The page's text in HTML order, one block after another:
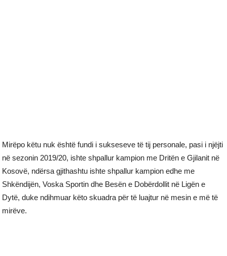
Mirëpo këtu nuk është fundi i sukseseve të tij personale, pasi i njëjti
në sezonin 2019/20, ishte shpallur kampion me Dritën e Gjilanit në
Kosovë, ndërsa gjithashtu ishte shpallur kampion edhe me
Shkëndijën, Voska Sportin dhe Besën e Dobërdollit në Ligën e
Dytë, duke ndihmuar këto skuadra për të luajtur në mesin e më të
mirëve.